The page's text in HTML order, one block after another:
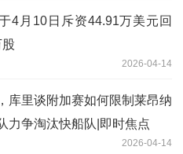
4月10日斥资44.91万美元回
2026-04-14
库里谈附加赛如何限制莱昂纳
力争淘汰快船队|即时焦点
2026-04-14